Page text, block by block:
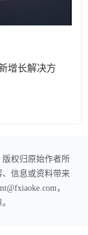
增长解决方
权归原始作者所
信息或资料带来
，